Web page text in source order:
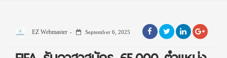
EZ Webmaster September 6, 2025